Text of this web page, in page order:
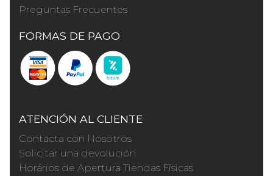
Preguntas Frecuentes
FORMAS DE PAGO
ATENCIÓN AL CLIENTE
Contacta con Nosotros
Solicitar una devolución
Horários de Apertura Tiendas Físicas